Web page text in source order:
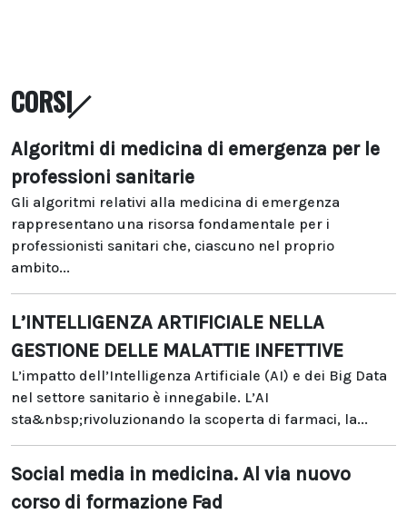
CORSI
Algoritmi di medicina di emergenza per le
professioni sanitarie
Gli algoritmi relativi alla medicina di emergenza
rappresentano una risorsa fondamentale per i
professionisti sanitari che, ciascuno nel proprio
ambito...
L’INTELLIGENZA ARTIFICIALE NELLA
GESTIONE DELLE MALATTIE INFETTIVE
L’impatto dell’Intelligenza Artificiale (AI) e dei Big Data
nel settore sanitario è innegabile. L’AI
sta&nbsp;rivoluzionando la scoperta di farmaci, la...
Social media in medicina. Al via nuovo
corso di formazione Fad